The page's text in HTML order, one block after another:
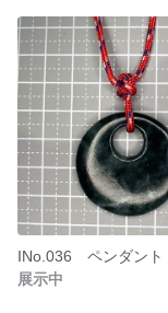
展示中